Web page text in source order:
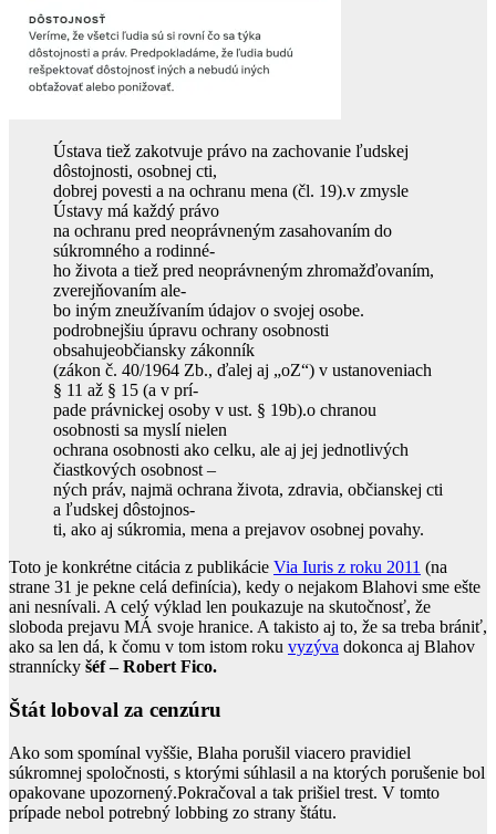
Ústava tiež zakotvuje právo na zachovanie ľudskej
dôstojnosti, osobnej cti,
dobrej povesti a na ochranu mena (čl. 19).v zmysle
Ústavy má každý právo
na ochranu pred neoprávneným zasahovaním do
súkromného a rodinné-
ho života a tiež pred neoprávneným zhromažďovaním,
zverejňovaním ale-
bo iným zneužívaním údajov o svojej osobe.
podrobnejšiu úpravu ochrany osobnosti
obsahujeobčiansky zákonník
(zákon č. 40/1964 Zb., ďalej aj „oZ“) v ustanoveniach
§ 11 až § 15 (a v prí-
pade právnickej osoby v ust. § 19b).o chranou
osobnosti sa myslí nielen
ochrana osobnosti ako celku, ale aj jej jednotlivých
čiastkových osobnost –
ných práv, najmä ochrana života, zdravia, občianskej cti
a ľudskej dôstojnos-
ti, ako aj súkromia, mena a prejavov osobnej povahy.
Toto je konkrétne citácia z publikácie Via Iuris z roku 2011 (na
strane 31 je pekne celá definícia), kedy o nejakom Blahovi sme ešte
ani nesnívali. A celý výklad len poukazuje na skutočnosť, že
sloboda prejavu MÁ svoje hranice. A takisto aj to, že sa treba brániť,
ako sa len dá, k čomu v tom istom roku vyzýva dokonca aj Blahov
strannícky šéf – Robert Fico.
Štát loboval za cenzúru
Ako som spomínal vyššie, Blaha porušil viacero pravidiel
súkromnej spoločnosti, s ktorými súhlasil a na ktorých porušenie bol
opakovane upozornený.Pokračoval a tak prišiel trest. V tomto
prípade nebol potrebný lobbing zo strany štátu.